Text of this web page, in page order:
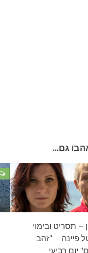
גם...
– תסריט ובימוי
פיינה – "זהב
יום רביעי